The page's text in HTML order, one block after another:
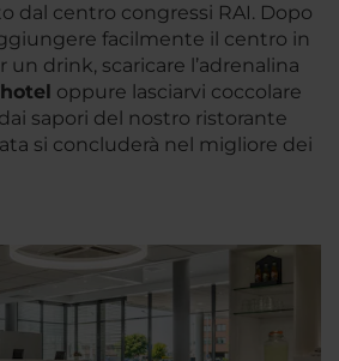
dal centro congressi RAI. Dopo
facilmente il centro in
drink, scaricare l’adrenalina
oppure lasciarvi coccolare
sapori del nostro ristorante
si concluderà nel migliore dei